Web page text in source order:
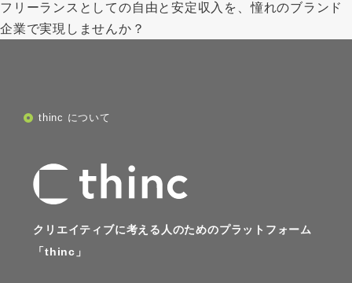
フリーランスとしての自由と安定収入を、憧れのブランド
企業で実現しませんか？
thinc について
クリエイティブに考える人のためのプラットフォーム
「thinc」